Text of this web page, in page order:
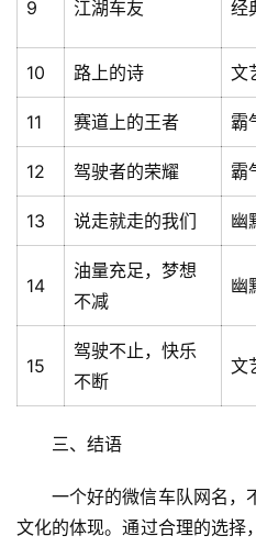
页
文
章
分
专
讯
9 江湖车友 经
10 路上的诗 文
11 赛道上的王者 霸
12 驾驶者的荣耀 霸
13 说走就走的我们 幽
14
油量充足，梦想
不减
幽
15
驾驶不止，快乐
不断
文
三、结语
一个好的微信车队网名，
文化的体现。通过合理的选择